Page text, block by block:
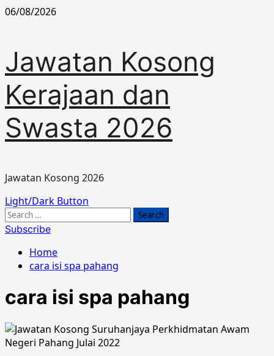
Skip
06/08/2026
Jawatan Kosong
Kerajaan dan
Swasta 2026
Jawatan Kosong 2026
Primary
Menu
Light/Dark Button
Search
for:
Subscribe
Home
cara isi spa pahang
cara isi spa pahang